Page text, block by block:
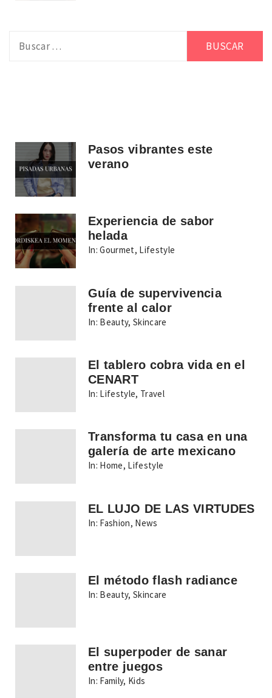
Pasos vibrantes este
verano
Experiencia de sabor
helada
In: Gourmet, Lifestyle
Guía de supervivencia
frente al calor
In: Beauty,Skincare
El tablero cobra vida en el
CENART
In: Lifestyle, Travel
Transforma tu casa en una
galería de arte mexicano
In: Home, Lifestyle
EL LUJO DE LAS VIRTUDES
In: Fashion, News
El método flash radiance
In: Beauty,Skincare
El superpoder de sanar
entre juegos
In: Family, Kids